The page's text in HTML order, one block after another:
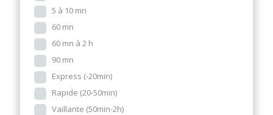
5 à 10 mn
60 mn
60 mn à 2 h
90 mn
Express (-20min)
Rapide (20-50min)
Vaillante (50min-2h)